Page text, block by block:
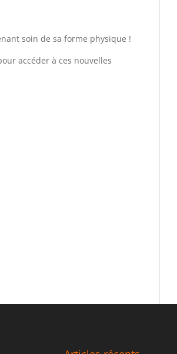
soin de sa forme physique !
accéder à ces nouvelles